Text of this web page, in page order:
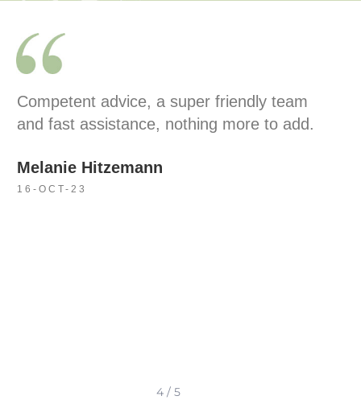
A supercompetent team in a modern and
beautiful clinic. I felt very comfortable
patients. Also, the appointment
worked super fast. The 5 stars are more
5/ 5